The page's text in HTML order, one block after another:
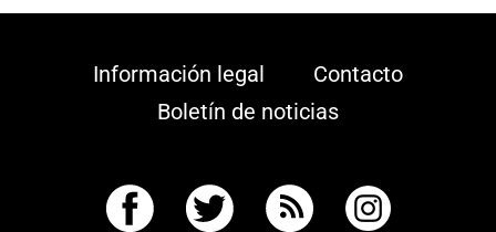
Información legal
Contacto
Boletín de noticias